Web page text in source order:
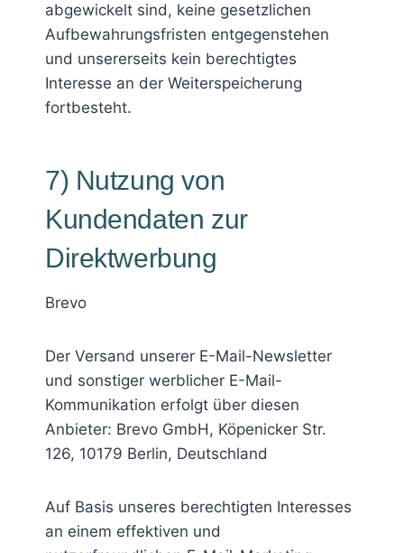
abgewickelt sind, keine gesetzlichen
Aufbewahrungsfristen entgegenstehen
und unsererseits kein berechtigtes
Interesse an der Weiterspeicherung
fortbesteht.
7) Nutzung von
Kundendaten zur
Direktwerbung
Brevo
Der Versand unserer E-Mail-Newsletter
und sonstiger werblicher E-Mail-
Kommunikation erfolgt über diesen
Anbieter: Brevo GmbH, Köpenicker Str.
126, 10179 Berlin, Deutschland
Auf Basis unseres berechtigten Interesses
an einem effektiven und